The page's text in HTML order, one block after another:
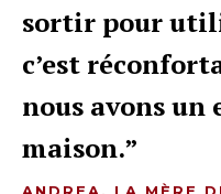
sortir pour
c’est
nous avons un
maison.